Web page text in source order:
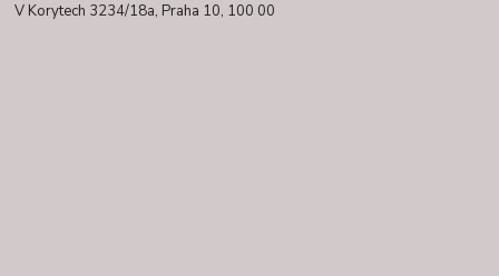
V Korytech 3234/18a, Praha 10, 100 00